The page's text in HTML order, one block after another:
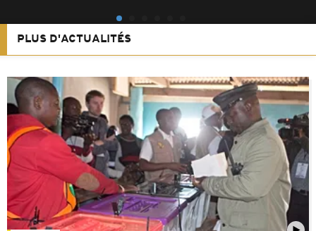
PLUS D'ACTUALITÉS